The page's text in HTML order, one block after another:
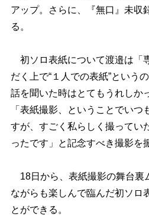
アップ。さらに、『無口』未収
る。
初ソロ表紙について渡邉は「
だく上で“１人での表紙”という
話を聞いた時はとてもうれしか
「表紙撮影、ということでい
すが、すごく私らしく撮ってい
ったです」と記念すべき撮影を
18日から、表紙撮影の舞台裏
ながらも楽しんで臨んだ初ソロ
とができる。